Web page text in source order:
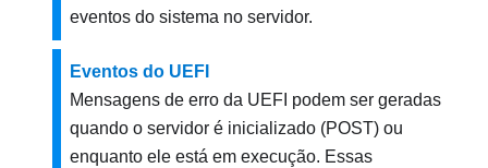
eventos do sistema no servidor.
Eventos do UEFI
Mensagens de erro da UEFI podem ser geradas
quando o servidor é inicializado (POST) ou
enquanto ele está em execução. Essas